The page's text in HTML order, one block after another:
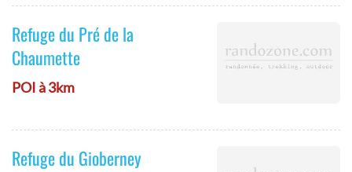
Refuge du Pré de la
Chaumette
POI à 3km
Refuge du Gioberney